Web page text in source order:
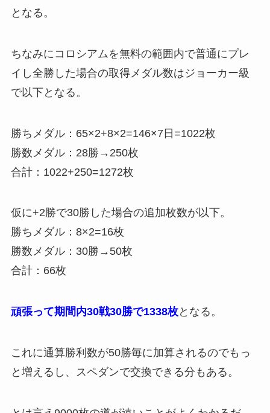
となる。
ちなみにコロシアムを無料の範囲内で普通にプレ
イし全勝した場合の取得メダル数はジョーカー級
で以下となる。
勝ちメダル：65×2+8×2=146×7日=1022枚
勝数メダル：28勝→250枚
合計：1022+250=1272枚
仮に+2勝で30勝した場合の追加枚数が以下。
勝ちメダル：8×2=16枚
勝数メダル：30勝→50枚
合計：66枚
頑張って期間内30戦30勝で1338枚となる。
これに通算勝利数が50勝毎に加算されるのでもっ
と増えるし、スペダンで交換できる分もある。